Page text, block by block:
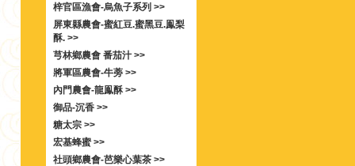
梓官區漁會-烏魚子系列 >>
屏東縣農會-蜜紅豆.蜜黑豆.鳯梨
酥. >>
芎林鄉農會 番茄汁 >>
將軍區農會-牛蒡 >>
內門農會-龍鳯酥 >>
御品-沉香 >>
糖太宗 >>
宏基蜂蜜 >>
社頭鄉農會-芭樂心葉茶 >>